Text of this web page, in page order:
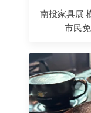
南投家具展
市民